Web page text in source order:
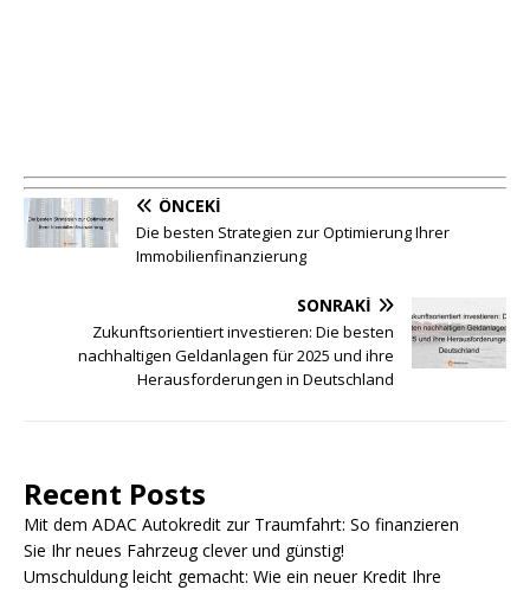
ÖNCEKI
Die besten Strategien zur Optimierung Ihrer
Immobilienfinanzierung
SONRAKI
Zukunftsorientiert investieren: Die besten
nachhaltigen Geldanlagen für 2025 und ihre
Herausforderungen in Deutschland
Recent Posts
Mit dem ADAC Autokredit zur Traumfahrt: So finanzieren
Sie Ihr neues Fahrzeug clever und günstig!
Umschuldung leicht gemacht: Wie ein neuer Kredit Ihre